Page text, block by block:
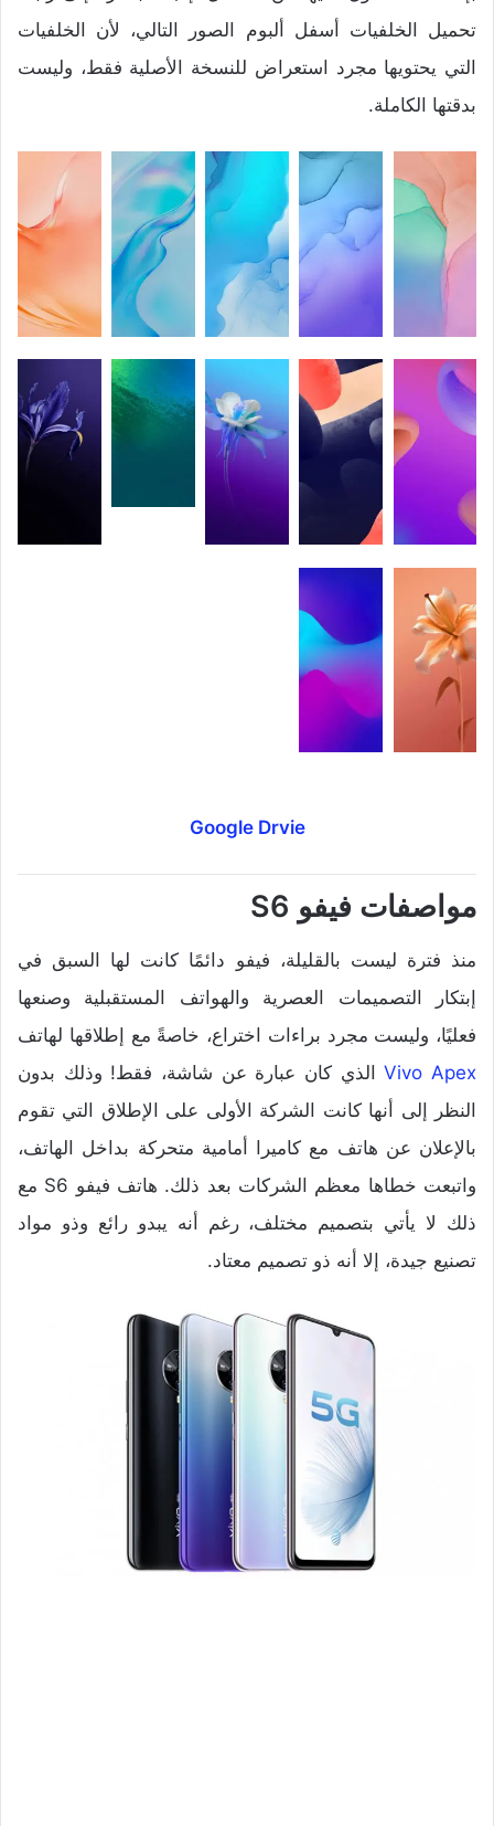
تحميل الخلفيات أسفل ألبوم الصور التالي، لأن الخلفيات
التي يحتويها مجرد استعراض للنسخة الأصلية فقط، وليست
بدقتها الكاملة.
Google Drvie
مواصفات فيفو S6
منذ فترة ليست بالقليلة، فيفو دائمًا كانت لها السبق في
إبتكار التصميمات العصرية والهواتف المستقبلية وصنعها
فعليًا، وليست مجرد براءات اختراع، خاصةً مع إطلاقها لهاتف
Vivo Apexالذي كان عبارة عن شاشة، فقط! وذلك بدون
النظر إلى أنها كانت الشركة الأولى على الإطلاق التي تقوم
بالإعلان عن هاتف مع كاميرا أمامية متحركة بداخل الهاتف،
واتبعت خطاها معظم الشركات بعد ذلك. هاتف فيفو S6 مع
ذلك لا يأتي بتصميم مختلف، رغم أنه يبدو رائع وذو مواد
تصنيع جيدة، إلا أنه ذو تصميم معتاد.